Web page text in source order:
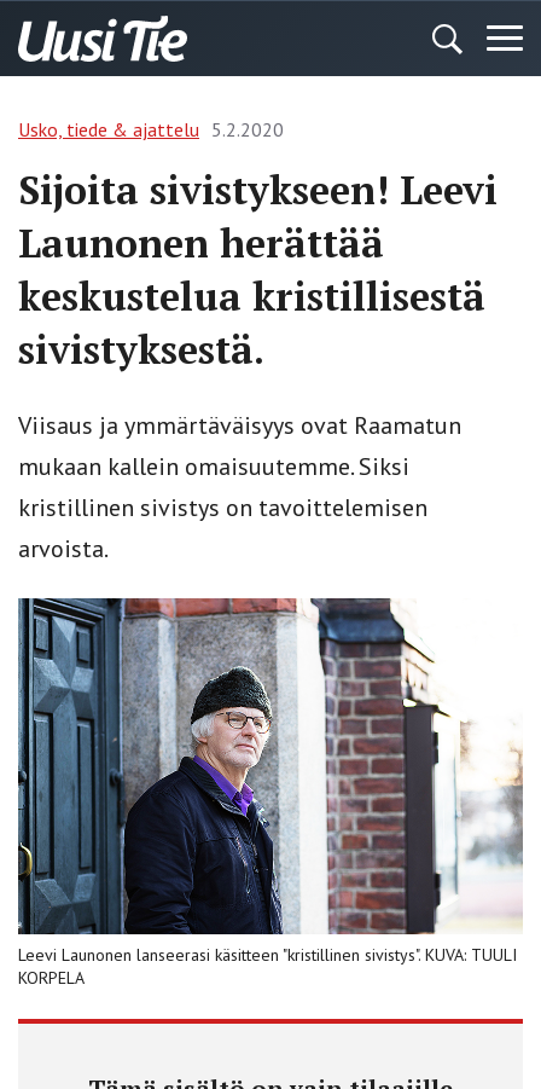
Usko, tiede & ajattelu 5.2.2020
Sijoita sivistykseen! Leevi
Launonen herättää
keskustelua kristillisestä
sivistyksestä.
Viisaus ja ymmärtäväisyys ovat Raamatun
mukaan kallein omaisuutemme. Siksi
kristillinen sivistys on tavoittelemisen
arvoista.
Leevi Launonen lanseerasi käsitteen "kristillinen sivistys". KUVA: TUULI
KORPELA